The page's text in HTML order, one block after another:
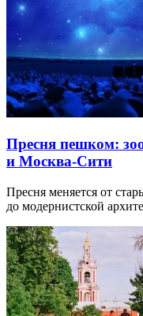
Пресня пешком:
и Москва-Сити
Пресня меняется от
до модернистской